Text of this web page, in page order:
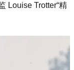
Louise Trotter“精